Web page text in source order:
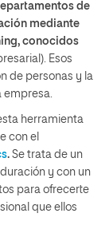
de
mediante
conocidos
Esos
de personas y la
empresa.
herramienta
con el
. Se trata de un
y con un
para ofrecerte
que ellos